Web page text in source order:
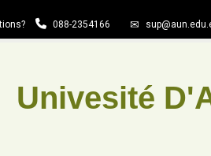
088-2354166
Univesité